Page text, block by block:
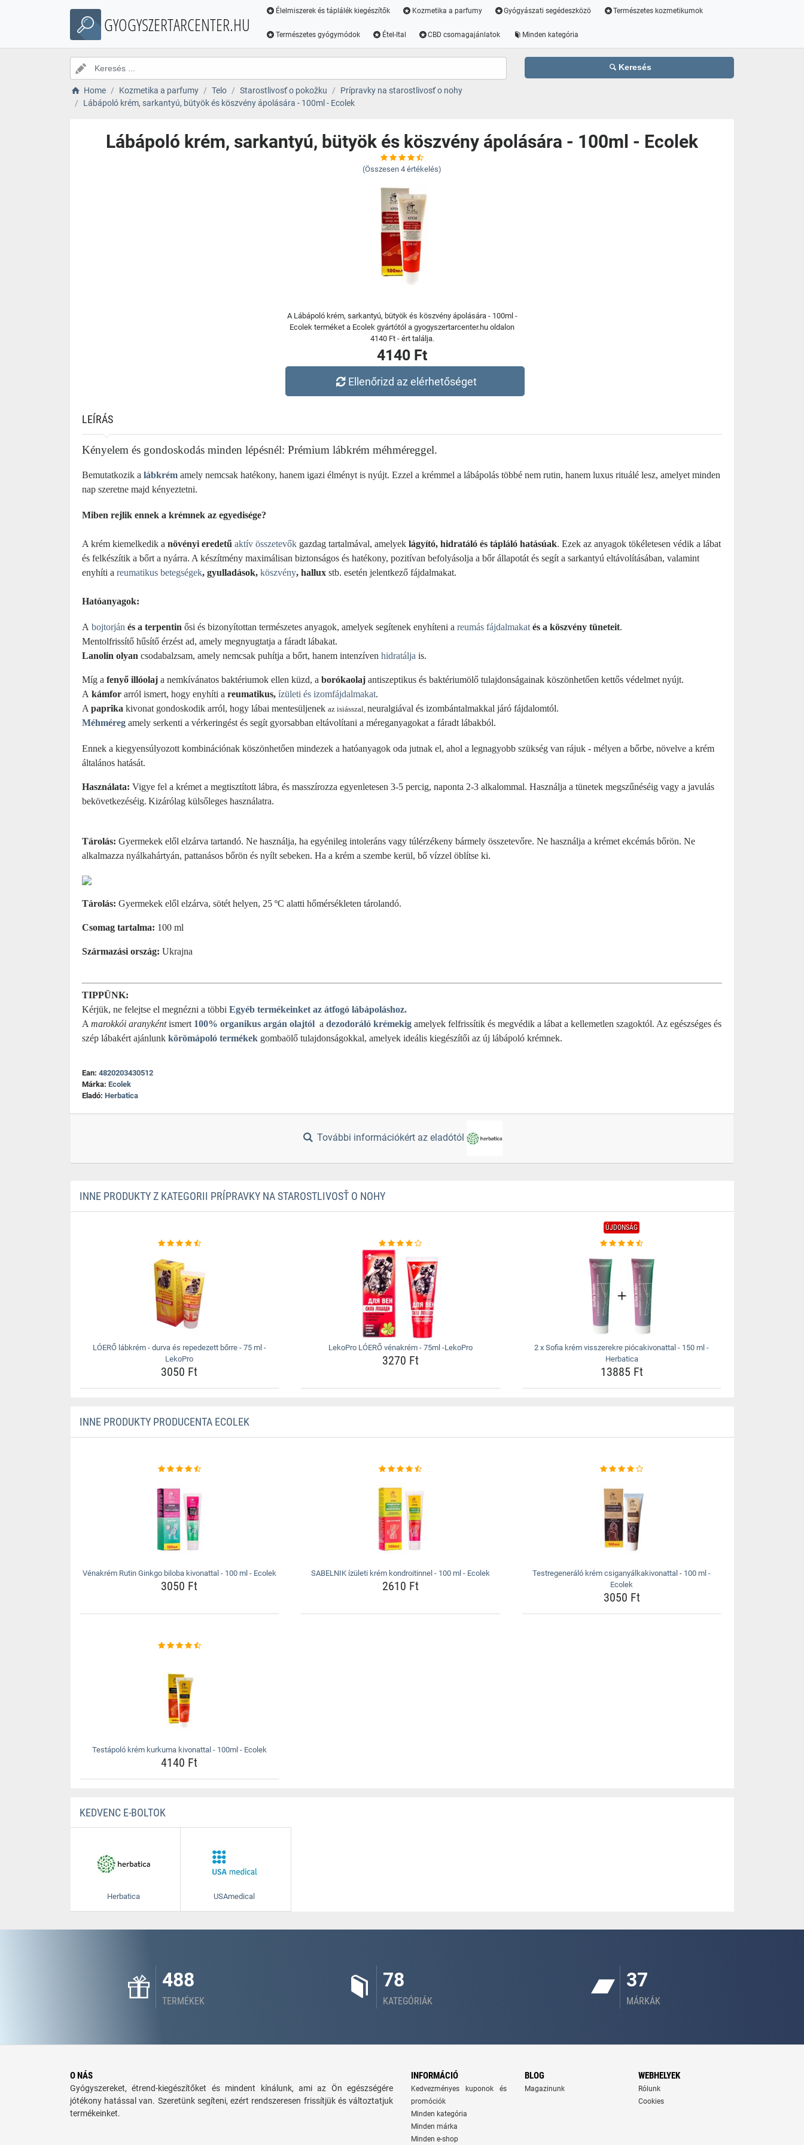
GYOGYSZERTARCENTER.HU
Élelmiszerek és táplálék kiegészítők Kozmetika a parfumy Gyógyászati segédeszközö Természetes kozmetikumok
Természetes gyógymódok Étel-Ital CBD csomagajánlatok Minden kategória
Keresés
Home Kozmetika a parfumy Telo Starostlivosť o pokožku
Prípravky na starostlivosť o nohy
Lábápoló krém, sarkantyú, bütyök és köszvény ápolására - 100ml - Ecolek
Lábápoló krém, sarkantyú, bütyök és köszvény ápolására - 100ml - Ecolek
(Összesen 4 értékelés)
A Lábápoló krém, sarkantyú, bütyök és köszvény ápolására - 100ml -
Ecolek terméket a Ecolek gyártótól a gyogyszertarcenter.hu oldalon
4140 Ft - ért találja.
4140 Ft
Ellenőrizd az elérhetőséget
LEÍRÁS
Kényelem és gondoskodás minden lépésnél: Prémium lábkrém méhméreggel.
Bemutatkozik a lábkrém amely nemcsak hatékony, hanem igazi élményt is nyújt. Ezzel a krémmel a lábápolás többé nem rutin, hanem luxus rituálé lesz, amelyet minden
nap szeretne majd kényeztetni.
Miben rejlik ennek a krémnek az egyedisége?
A krém kiemelkedik a növényi eredetű aktív összetevők gazdag tartalmával, amelyek lágyító, hidratáló és tápláló hatásúak. Ezek az anyagok tökéletesen védik a lábat
és felkészítik a bőrt a nyárra. A készítmény maximálisan biztonságos és hatékony, pozitívan befolyásolja a bőr állapotát és segít a sarkantyú eltávolításában, valamint
enyhíti a reumatikus betegségek, gyulladások, köszvény, hallux stb. esetén jelentkező fájdalmakat.
Hatóanyagok:
A bojtorján és a terpentin ősi és bizonyítottan természetes anyagok, amelyek segítenek enyhíteni a reumás fájdalmakat és a köszvény tüneteit.
Mentolfrissítő hűsítő érzést ad, amely megnyugtatja a fáradt lábakat.
Lanolin olyan csodabalzsam, amely nemcsak puhítja a bőrt, hanem intenzíven hidratálja is.
Míg a fenyő illóolaj a nemkívánatos baktériumok ellen küzd, a borókaolaj antiszeptikus és baktériumölő tulajdonságainak köszönhetően kettős védelmet nyújt.
A kámfor arról ismert, hogy enyhíti a reumatikus, ízületi és izomfájdalmakat.
A paprika kivonat gondoskodik arról, hogy lábai mentesüljenek az isiásszal, neuralgiával és izombántalmakkal járó fájdalomtól.
Méhméreg amely serkenti a vérkeringést és segít gyorsabban eltávolítani a méreganyagokat a fáradt lábakból.
Ennek a kiegyensúlyozott kombinációnak köszönhetően mindezek a hatóanyagok oda jutnak el, ahol a legnagyobb szükség van rájuk - mélyen a bőrbe, növelve a krém
általános hatását.
Használata: Vigye fel a krémet a megtisztított lábra, és masszírozza egyenletesen 3-5 percig, naponta 2-3 alkalommal. Használja a tünetek megszűnéséig vagy a javulás
bekövetkezéséig. Kizárólag külsőleges használatra.
Tárolás: Gyermekek elől elzárva tartandó. Ne használja, ha egyénileg intoleráns vagy túlérzékeny bármely összetevőre. Ne használja a krémet ekcémás bőrön. Ne
alkalmazza nyálkahártyán, pattanásos bőrön és nyílt sebeken. Ha a krém a szembe kerül, bő vízzel öblítse ki.
Tárolás: Gyermekek elől elzárva, sötét helyen, 25 ºC alatti hőmérsékleten tárolandó.
Csomag tartalma: 100 ml
Származási ország: Ukrajna
TIPPÜNK:
Kérjük, ne felejtse el megnézni a többi Egyéb termékeinket az átfogó lábápoláshoz.
A marokkói aranykéntismert 100% organikus argán olajtól a dezodoráló krémekig amelyek felfrissítik és megvédik a lábat a kellemetlen szagoktól. Az egészséges és
szép lábakért ajánlunk körömápoló termékek gombaölő tulajdonságokkal, amelyek ideális kiegészítői az új lábápoló krémnek.
Ean: 4820203430512
Márka: Ecolek
Eladó: Herbatica
További információkért az eladótól
INNE PRODUKTY Z KATEGORII PRÍPRAVKY NA STAROSTLIVOSŤ O NOHY
LÓERŐ lábkrém - durva és repedezett bőrre - 75 ml -
LekoPro
3050 Ft
LekoPro LÓERŐ vénakrém - 75ml -LekoPro
3270 Ft
ÚJDONSÁG
2 x Sofia krém visszerekre piócakivonattal - 150 ml -
Herbatica
13885 Ft
INNE PRODUKTY PRODUCENTA ECOLEK
Vénakrém Rutin Ginkgo biloba kivonattal - 100 ml - Ecolek
3050 Ft
SABELNIK ízületi krém kondroitinnel - 100 ml - Ecolek
2610 Ft
Testregeneráló krém csiganyálkakivonattal - 100 ml -
Ecolek
3050 Ft
Testápoló krém kurkuma kivonattal - 100ml - Ecolek
4140 Ft
KEDVENC E-BOLTOK
Herbatica USAmedical
488
TERMÉKEK
78
KATEGÓRIÁK
37
MÁRKÁK
O NÁS
Gyógyszereket, étrend-kiegészítőket és mindent kínálunk, ami az Ön egészségére
jótékony hatással van. Szeretünk segíteni, ezért rendszeresen frissítjük és változtatjuk
termékeinket.
INFORMÁCIÓ
Kedvezményes kuponok és
promóciók
Minden kategória
Minden márka
Minden e-shop
BLOG
Magazinunk
WEBHELYEK
Rólunk
Cookies